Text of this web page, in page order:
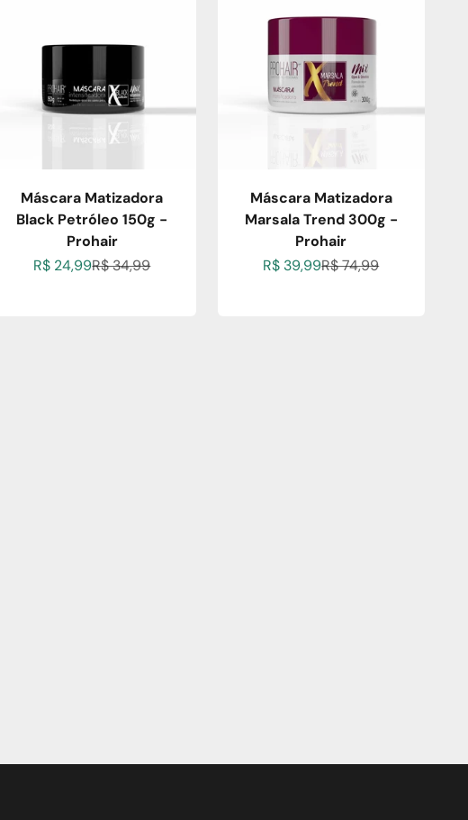
Máscara Matizadora
Black Petróleo 150g -
Prohair
Preço promocional
R$ 24,99Preço normal
R$ 34,99
Máscara Matizadora
Marsala Trend 300g -
Prohair
Preço promocional
R$ 39,99Preço normal
R$ 74,99